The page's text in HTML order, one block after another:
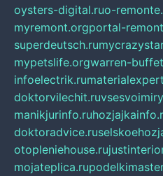
oysters-digital.ruo-
myremont.orgportal-
superdeutsch.ru
mypetslife.orgwarren-
infoelectrik.ru
doktorvilechit.ru
manikjurinfo.ru
doktoradvice.ru
otopleniehouse.ru
mojateplica.ru